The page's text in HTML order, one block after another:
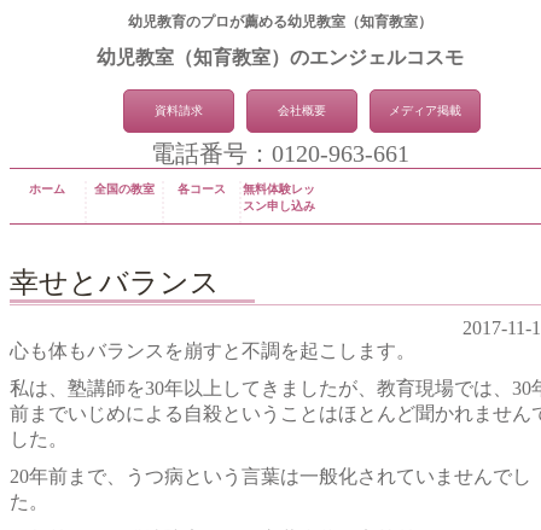
幼児教育のプロが薦める幼児教室（知育教室）
幼児教室（知育教室）のエンジェルコスモ
資料請求 会社概要 メディア掲載
電話番号：0120-963-661
ホーム 全国の教室 各コース
無料体験レッ
スン申し込み
幸せとバランス
2017-11-
心も体もバランスを崩すと不調を起こします。
私は、塾講師を30年以上してきましたが、教育現場では、30
前までいじめによる自殺ということはほとんど聞かれません
した。
20年前まで、うつ病という言葉は一般化されていませんでし
た。